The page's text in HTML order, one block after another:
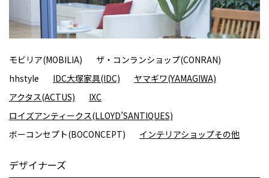
モビリア(MOBILIA)
ザ・コンランショップ(CONRAN)
hhstyle
IDC大塚家具(IDC)
ヤマギワ(YAMAGIWA)
アクタス(ACTUS)
IXC
ロイズアンティークス(LLOYD’SANTIQUES)
ボーコンセプト(BOCONCEPT)
インテリアショップその他
デザイナーズ